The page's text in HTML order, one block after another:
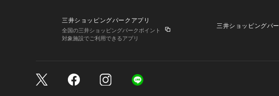
三井ショッピングパークアプリ
全国の三井ショッピングパークポイント
対象施設でご利用できるアプリ
三井ショッピングパ